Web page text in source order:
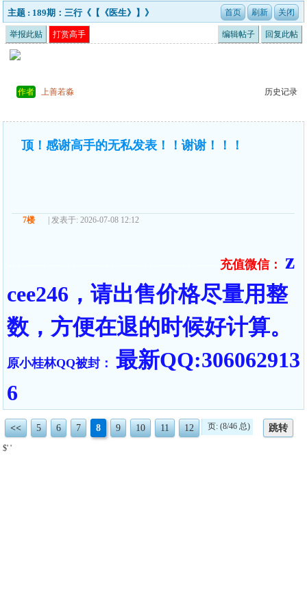
主题 : 189期：三行《【《医生》】》
举报此贴 打赏高手 编辑帖子 回复此帖
作者 上善若淼 历史记录
顶！感谢高手的无私发表！！谢谢！！！
7楼 | 发表于: 2026-07-08 12:12
充值微信：
z
cee246，请出售价格尽量用整
数，方便在退的时候好计算。
原小桂林QQ被封： 最新QQ:306062913
6
<< 5 6 7 8 9 10 11 12 页: (8/46 总) 跳转
$' '